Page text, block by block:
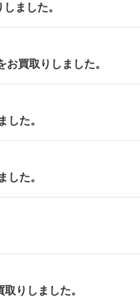
ました。
買取りしました。
した。
した。
りしました。